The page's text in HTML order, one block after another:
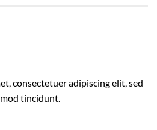
consectetuer adipiscing elit, sed
tincidunt.